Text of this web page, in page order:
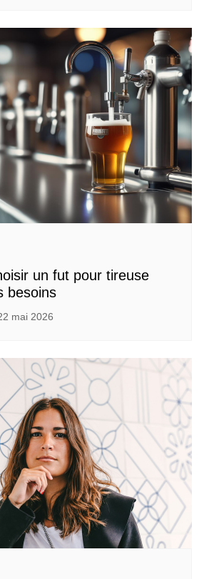
un fut pour tireuse
besoins
mai 2026